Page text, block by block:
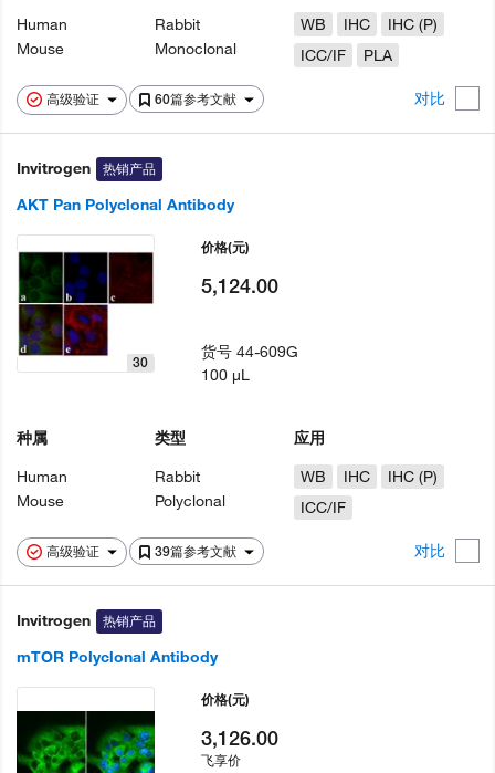
高级验证 60篇参考文献 对比
Human
Mouse
Rabbit
Monoclonal
WB
IHC
IHC (P)
ICC/IF
PLA
Invitrogen 热销产品
AKT Pan Polyclonal Antibody
高级验证 39篇参考文献 对比
30
种属
Human
Mouse
类型
Rabbit
Polyclonal
应用
WB
IHC
IHC (P)
ICC/IF
价格(元)
5,124.00
货号44-609G
100 µL
Invitrogen 热销产品
mTOR Polyclonal Antibody
价格(元)
3,126.00
飞享价